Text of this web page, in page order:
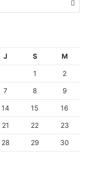
J S M
1 2
7 8 9
14 15 16
21 22 23
28 29 30